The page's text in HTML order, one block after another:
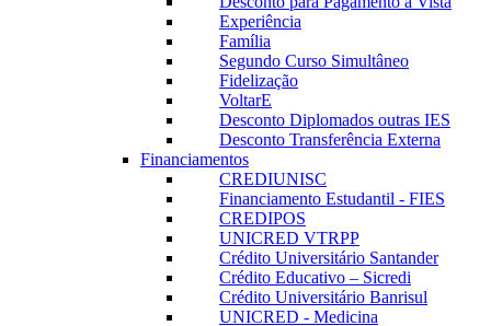
Experiência
Família
Segundo Curso Simultâneo
Fidelização
VoltarE
Desconto Diplomados outras IES
Desconto Transferência Externa
Financiamentos
CREDIUNISC
Financiamento Estudantil - FIES
CREDIPOS
UNICRED VTRPP
Crédito Universitário Santander
Crédito Educativo – Sicredi
Crédito Universitário Banrisul
UNICRED - Medicina